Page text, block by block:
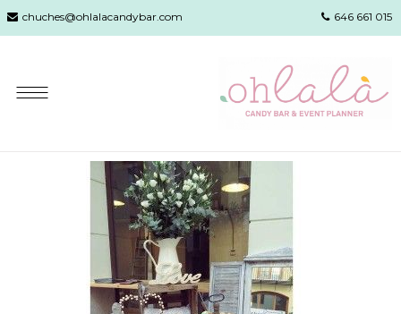
chuches@ohlalacandybar.com 646 661 015